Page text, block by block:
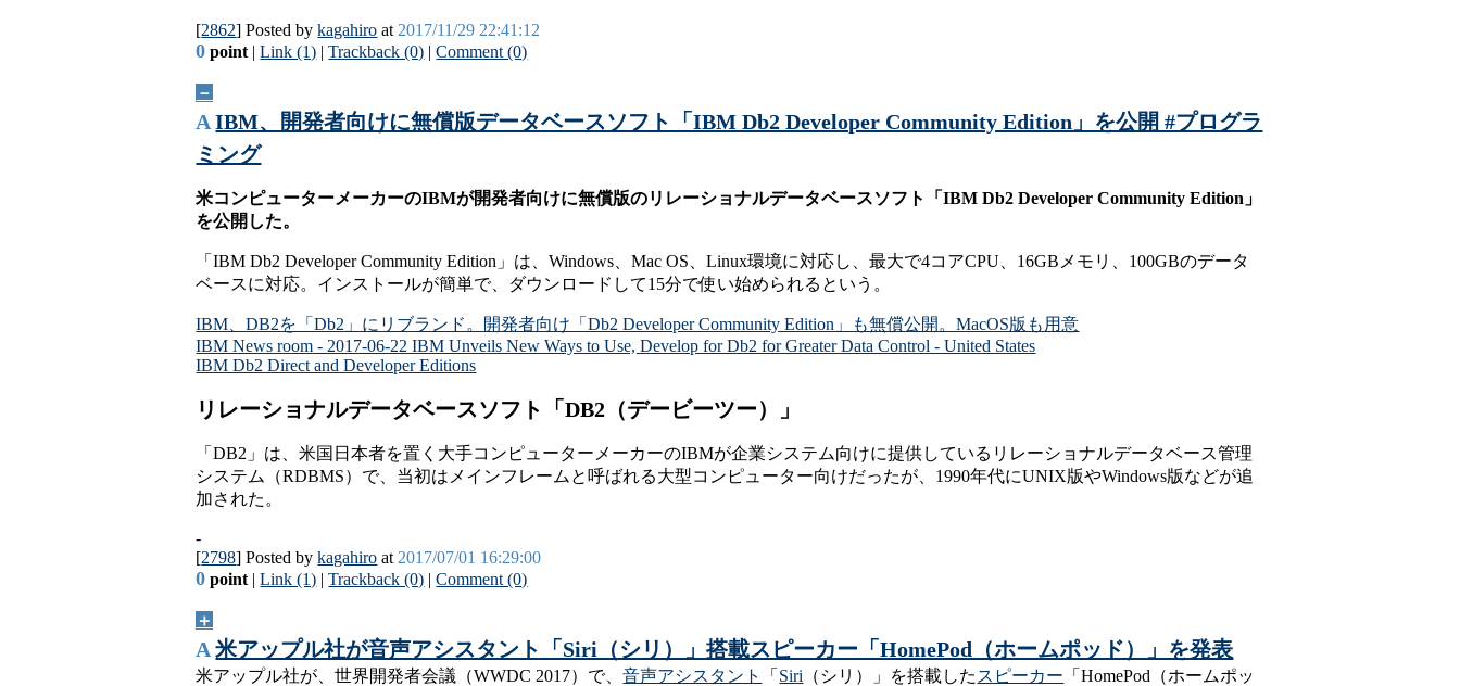
[2862] Posted bykagahiro at 2017/11/29 22:41:12
0 point |Link (1) |Trackback (0) |Comment (0)
－
A IBM、開発者向けに無償版データベースソフト「IBM Db2 Developer Community Edition」を公開 #プログラ
ミング
米コンピューターメーカーのIBMが開発者向けに無償版のリレーショナルデータベースソフト「IBM Db2 Developer Community Edition」
を公開した。
「IBM Db2 Developer Community Edition」は、Windows、Mac OS、Linux環境に対応し、最大で4コアCPU、16GBメモリ、100GBのデータ
ベースに対応。インストールが簡単で、ダウンロードして15分で使い始められるという。
IBM、DB2を「Db2」にリブランド。開発者向け「Db2 Developer Community Edition」も無償公開。MacOS版も用意
IBM News room - 2017-06-22 IBM Unveils New Ways to Use, Develop for Db2 for Greater Data Control - United States
IBM Db2 Direct and Developer Editions
リレーショナルデータベースソフト「DB2（デービーツー）」
「DB2」は、米国日本者を置く大手コンピューターメーカーのIBMが企業システム向けに提供しているリレーショナルデータベース管理
システム（RDBMS）で、当初はメインフレームと呼ばれる大型コンピューター向けだったが、1990年代にUNIX版やWindows版などが追
加された。
-
[2798] Posted bykagahiro at 2017/07/01 16:29:00
0 point |Link (1) |Trackback (0) |Comment (0)
＋
A 米アップル社が音声アシスタント「Siri（シリ）」搭載スピーカー「HomePod（ホームポッド）」を発表
米アップル社が、世界開発者会議（WWDC 2017）で、音声アシスタント 「 Siri （シリ）」を搭載した スピーカー 「HomePod（ホームポッ